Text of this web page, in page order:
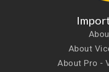
About
About Pro -